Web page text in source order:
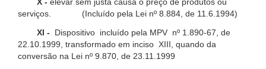
serviços. (Incluído pela Lei nº 8.884, de 11.6.1994)
XI -
Dispositivo incluído pela MPV nº 1.890-67, de
22.10.1999, transformado em inciso XIII, quando da
conversão na Lei nº 9.870, de 23.11.1999